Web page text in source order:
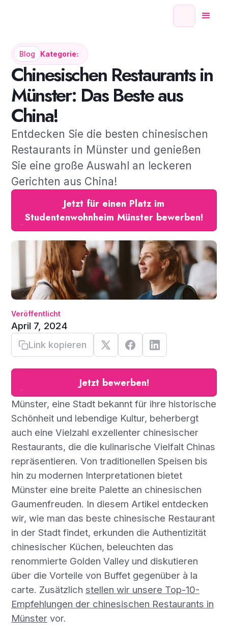
Blog Kategorie:
Chinesischen Restaurants in
Münster: Das Beste aus
China!
Entdecken Sie die besten chinesischen
Restaurants in Münster und genießen
Sie eine große Auswahl an leckeren
Gerichten aus China!
Jetzt für einen Platz im
Studentenwohnheim Münster bewerben!
Veröffentlicht
April 7, 2024
Link kopieren
Jetzt bewerben!
Münster, eine Stadt bekannt für ihre historische
Schönheit und lebendige Kultur, beherbergt
auch eine Vielzahl exzellenter chinesischer
Restaurants, die die kulinarische Vielfalt Chinas
repräsentieren. Von traditionellen Speisen bis
hin zu modernen Interpretationen bietet
Münster eine breite Palette an chinesischen
Gaumenfreuden. In diesem Artikel entdecken
wir, wie man das beste chinesische Restaurant
in der Stadt findet, erkunden die Authentizität
chinesischer Küchen, beleuchten das
renommierte Golden Valley und diskutieren
über die Vorteile von Buffet gegenüber à la
carte. Zusätzlich stellen wir unsere Top-10-
Empfehlungen der chinesischen Restaurants in
Münstervor.